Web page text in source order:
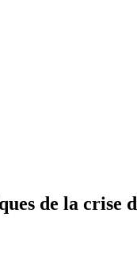
de la crise